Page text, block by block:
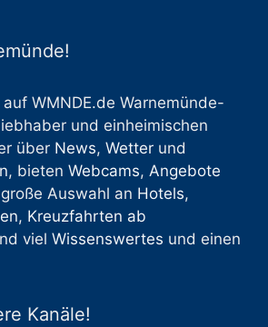
WMNDE.de Warnemünde-
und einheimischen
über News, Wetter und
, bieten Webcams, Angebote
Auswahl an Hotels,
, Kreuzfahrten ab
viel Wissenswertes und einen
Kanäle!